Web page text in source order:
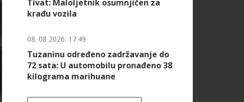
Tivat: Maloljetnik osumnjičen za
krađu vozila
08. 08 2026. 17:49
Tuzaninu određeno zadržavanje do
72 sata: U automobilu pronađeno 38
kilograma marihuane